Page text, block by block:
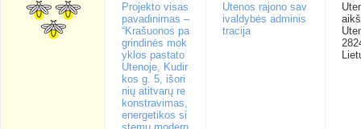
Projekto visas
pavadinimas –
“Krašuonos pa
grindinės mok
yklos pastato
Utenoje, Kudir
kos g. 5, išori
nių atitvarų re
konstravimas,
energetikos si
Utenos rajono sav
ivaldybės adminis
tracija